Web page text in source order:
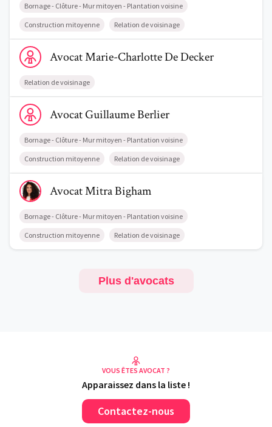
Bornage - Clôture - Mur mitoyen - Plantation voisine
Construction mitoyenne Relation de voisinage
Voir le profil de AvocatMarie-Charlotte De Decker
AvocatMarie-CharlotteDe Decker
Relation de voisinage
Voir le profil de AvocatGuillaume Berlier
AvocatGuillaumeBerlier
Bornage - Clôture - Mur mitoyen - Plantation voisine
Construction mitoyenne Relation de voisinage
Voir le profil de AvocatMitra Bigham
AvocatMitraBigham
Bornage - Clôture - Mur mitoyen - Plantation voisine
Construction mitoyenne Relation de voisinage
Plus d'avocats
VOUS ÊTES AVOCAT ?
Apparaissez dans la liste !
Contactez-nous